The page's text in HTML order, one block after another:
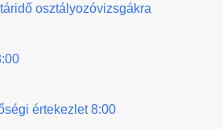
osztályozóvizsgákra
értekezlet 8:00